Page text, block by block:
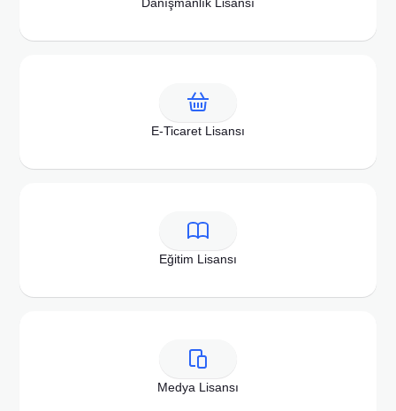
Danışmanlık Lisansı
E-Ticaret Lisansı
Eğitim Lisansı
Medya Lisansı